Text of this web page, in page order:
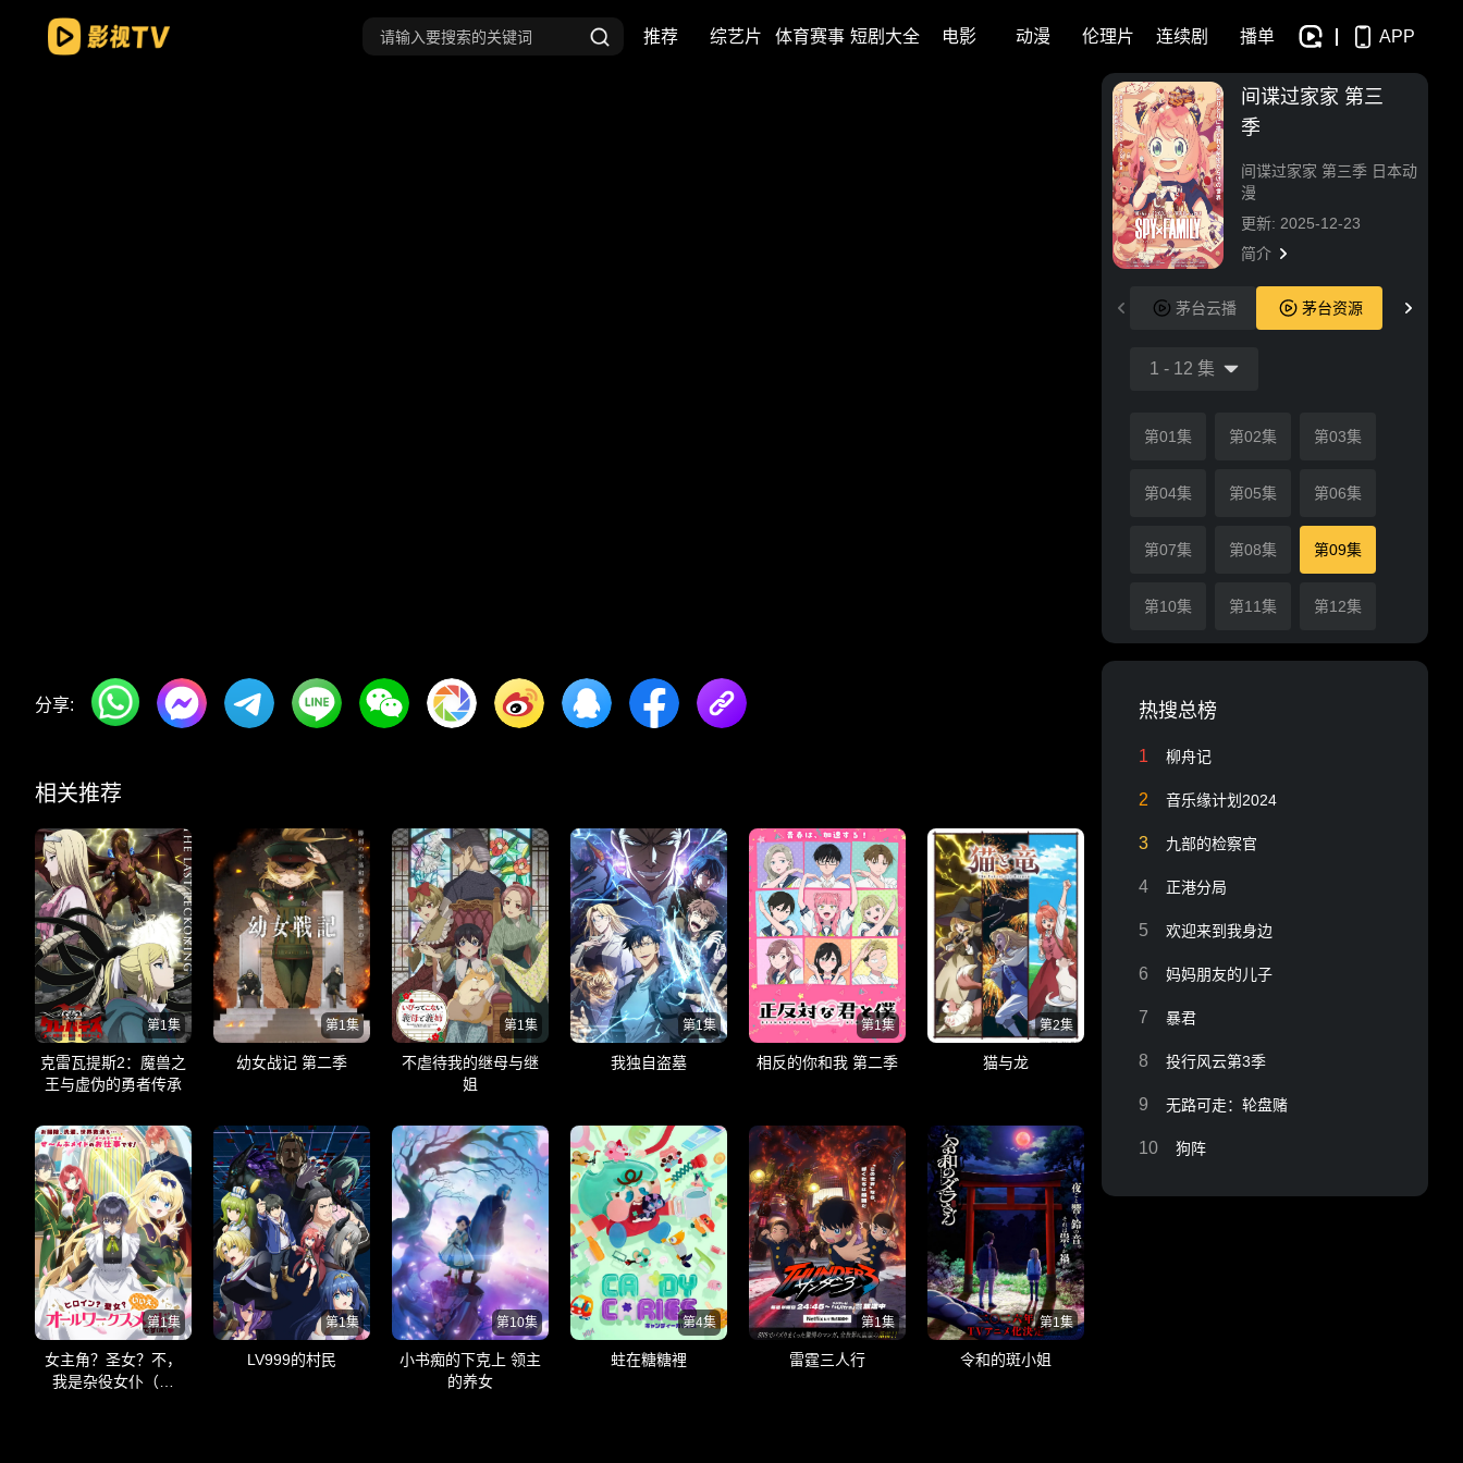
推荐 综艺片 体育赛事 短剧大全 电影 动漫 伦理片 连续剧 播单 APP
分享:
相关推荐
第1集
克雷瓦提斯2：魔兽之
王与虚伪的勇者传承
第1集
幼女战记 第二季
第1集
不虐待我的继母与继
姐
第1集
我独自盗墓
第1集
相反的你和我 第二季
第2集
猫与龙
第1集
女主角？圣女？不，
我是杂役女仆（自
第1集
LV999的村民
第10集
小书痴的下克上 领主
的养女
第4集
蛀在糖糖裡
第1集
雷霆三人行
第1集
令和的斑小姐
间谍过家家 第三
季
间谍过家家 第三季 日本动
漫
更新: 2025-12-23
简介
茅台云播 茅台资源
1 - 12 集
第01集 第02集 第03集
第04集 第05集 第06集
第07集 第08集 第09集
第10集 第11集 第12集
热搜总榜
1 柳舟记
2 音乐缘计划2024
3 九部的检察官
4 正港分局
5 欢迎来到我身边
6 妈妈朋友的儿子
7 暴君
8 投行风云第3季
9 无路可走：轮盘赌
10 狗阵